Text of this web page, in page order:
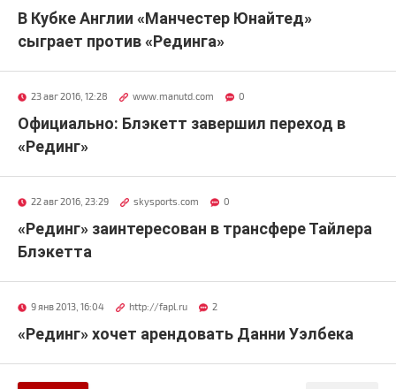
В Кубке Англии «Манчестер Юнайтед»
сыграет против «Рединга»
23 авг 2016, 12:28 www.manutd.com 0
Официально: Блэкетт завершил переход в
«Рединг»
22 авг 2016, 23:29 skysports.com 0
«Рединг» заинтересован в трансфере Тайлера
Блэкетта
9 янв 2013, 16:04 http://fapl.ru 2
«Рединг» хочет арендовать Данни Уэлбека